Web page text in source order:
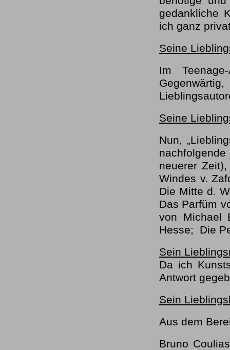
gedankliche
ich ganz
Seine
Im
Seine
Nun,
neuerer
Windes v.
Die Mitte d.
Das Parfüm
von Michael
Hesse; Die
Sein
Da ich
Antwort
Sein
Aus dem
Bruno